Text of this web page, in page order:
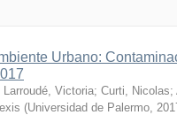
Urbano:
Larroudé, Victoria; Curti, Nicolas;
(Universidad de Palermo,